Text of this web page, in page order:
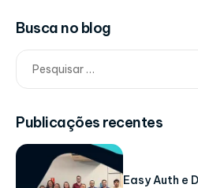
Busca no blog
Publicações recentes
Easy Auth e